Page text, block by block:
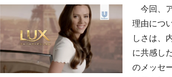
今回、
理由につ
しさは、
に共感し
のメッセ